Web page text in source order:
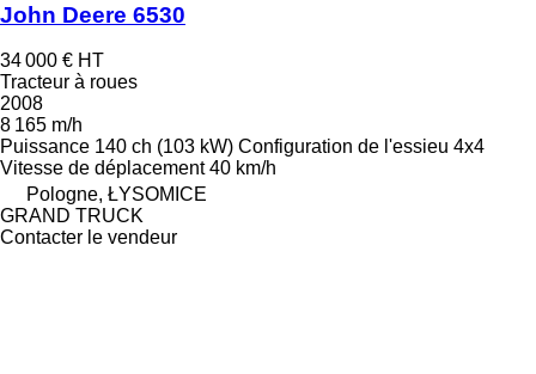
John Deere 6530
34 000 € HT
Tracteur à roues
2008
8 165 m/h
Puissance 140 ch (103 kW) Configuration de l'essieu 4x4
Vitesse de déplacement 40 km/h
Pologne, ŁYSOMICE
GRAND TRUCK
Contacter le vendeur